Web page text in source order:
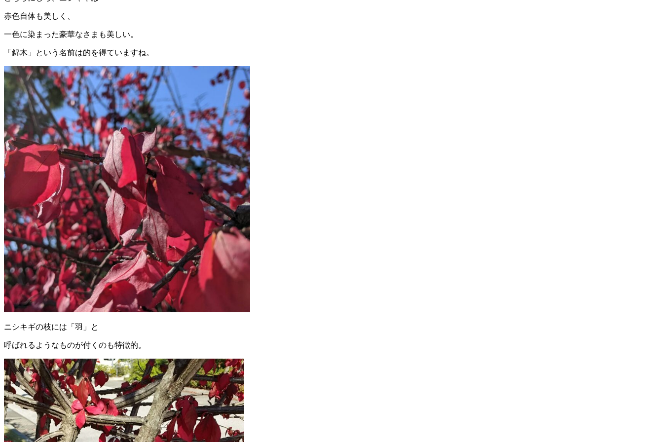
赤色自体も美しく、
一色に染まった豪華なさまも美しい。
「錦木」という名前は的を得ていますね。
ニシキギの枝には「羽」と
呼ばれるようなものが付くのも特徴的。